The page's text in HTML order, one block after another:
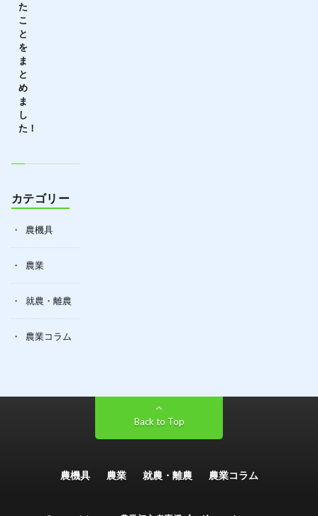
た
こ
と
を
ま
と
め
ま
し
た！
カテゴリー
農機具
農業
就農・離農
農業コラム
Back to Top
農機具 農業 就農・離農 農業コラム